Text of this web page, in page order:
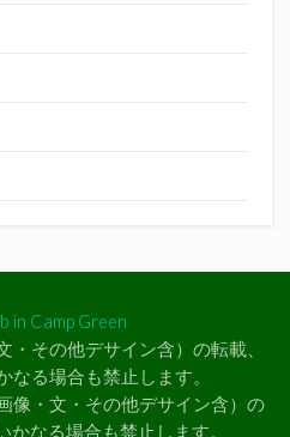
in Camp Green
その他デサイン含）の転載、
なる場合も禁止します。
像・文・その他デサイン含）の
なる場合も禁止します。